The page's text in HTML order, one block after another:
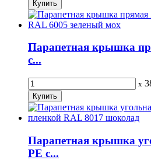
Парапетная крышка
с...
x
Парапетная крышка
PE с...